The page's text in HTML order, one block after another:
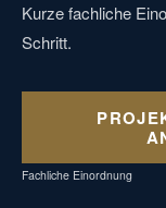
Kurze fachliche
Schritt.
Fachliche Einordnung